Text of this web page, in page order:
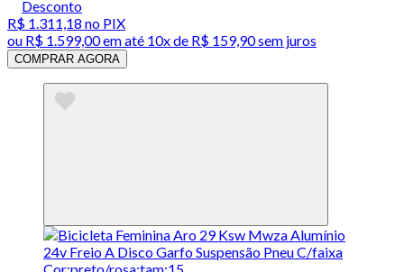
Desconto
R$ 1.311,18 no PIX
ou R$ 1.599,00em até 10x de R$ 159,90 sem juros
COMPRAR AGORA